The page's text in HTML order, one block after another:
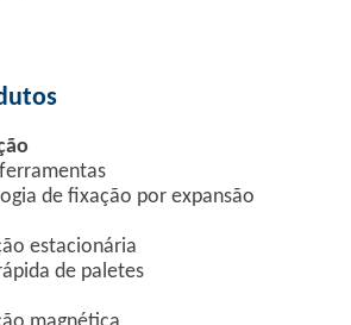
de fixação por expansão
estacionária
de paletes